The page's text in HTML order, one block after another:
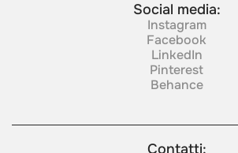
Social media:
Instagram
Facebook
LinkedIn
Pinterest
Behance
Contatti: